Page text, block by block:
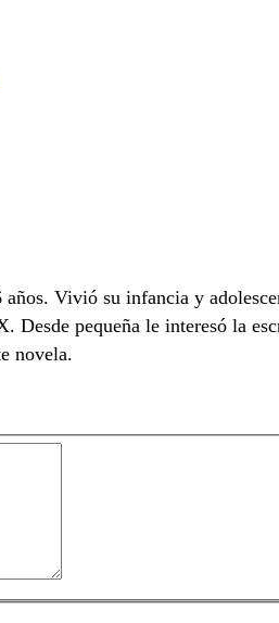
Vivió su infancia y
pequeña le interesó la
novela.